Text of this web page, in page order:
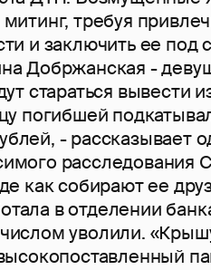
требуя
и заключить ее под
Добржанская -
стараться вывести
погибшей
- рассказывает
расследования
как собирают ее
в отделении
уволили.